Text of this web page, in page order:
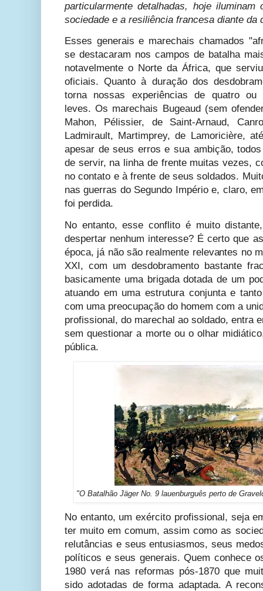
particularmente detalhadas, hoje
sociedade e a resiliência francesa diante da
Esses generais e marechais chamados
se destacaram nos campos de batalha
notavelmente o Norte da África, que
oficiais. Quanto à duração dos
torna nossas experiências de quatro
leves. Os marechais Bugeaud (sem
Mahon, Pélissier, de Saint-Arnaud,
Ladmirault, Martimprey, de Lamoricière,
apesar de seus erros e sua ambição,
de servir, na linha de frente muitas vezes,
no contato e à frente de seus soldados.
nas guerras do Segundo Império e, claro,
foi perdida.
No entanto, esse conflito é muito
despertar nenhum interesse? É certo que
época, já não são realmente relevantes no
XXI, com um desdobramento bastante
basicamente uma brigada dotada de um
atuando em uma estrutura conjunta e
com uma preocupação do homem com a
profissional, do marechal ao soldado, entra
sem questionar a morte ou o olhar
pública.
"O Batalhão Jäger No. 9 lauenburguês perto de
No entanto, um exército profissional, seja
ter muito em comum, assim como as
relutâncias e seus entusiasmos, seus
políticos e seus generais. Quem conhece
1980 verá nas reformas pós-1870 que
sido adotadas de forma adaptada. A